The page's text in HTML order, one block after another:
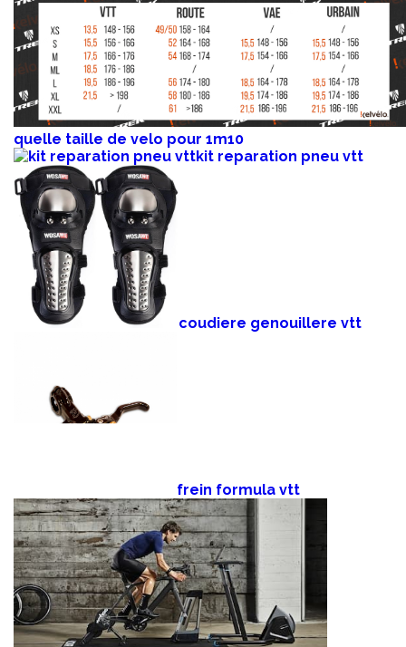
quelle taille de velo pour 1m10
kit reparation pneu vtt
coudiere genouillere vtt
frein formula vtt